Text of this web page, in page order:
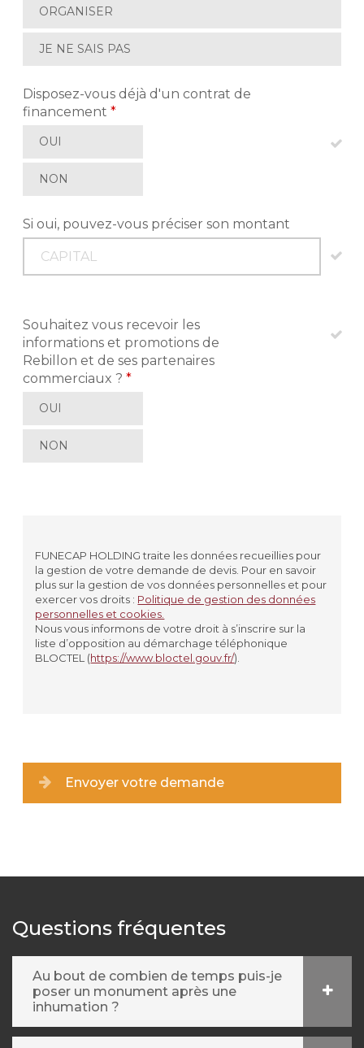
ORGANISER
JE NE SAIS PAS
Disposez-vous déjà d'un contrat de
financement*
OUI
NON
Si oui, pouvez-vous préciser son montant
Souhaitez vous recevoir les
informations et promotions de
Rebillon et de ses partenaires
commerciaux ?*
OUI
NON
FUNECAP HOLDING traite les données recueillies pour
la gestion de votre demande de devis. Pour en savoir
plus sur la gestion de vos données personnelles et pour
exercer vos droits : Politique de gestion des données
personnelles et cookies.
Nous vous informons de votre droit à s’inscrire sur la
liste d’opposition au démarchage téléphonique
BLOCTEL (https://www.bloctel.gouv.fr/).
Envoyer votre demande
Questions fréquentes
Au bout de combien de temps puis-je
poser un monument après une
inhumation ?